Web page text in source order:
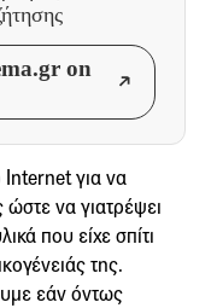
on
Internet για να
ώστε να γιατρέψει
που είχε σπίτι
της.
εάν όντως